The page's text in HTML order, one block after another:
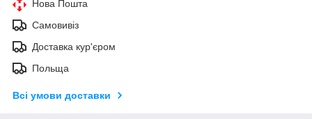
Нова Пошта
Самовивіз
Доставка кур'єром
Польща
Всі умови доставки